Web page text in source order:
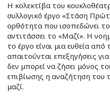
Η κολεκτίβα του
συλλογικό έργο «Στάση
ορθότητα που ισοπεδώνει
αντιτάσσει το «Μαζί». Η
το έργο είναι μια ευθεία
απαιτούνται επεξηγήσεις
δεν μπορεί να ζήσει μόνος
επιβίωσης η αναζήτηση του
μαζί.